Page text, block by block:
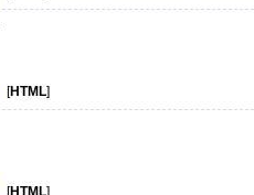
[HTML]
[HTML]